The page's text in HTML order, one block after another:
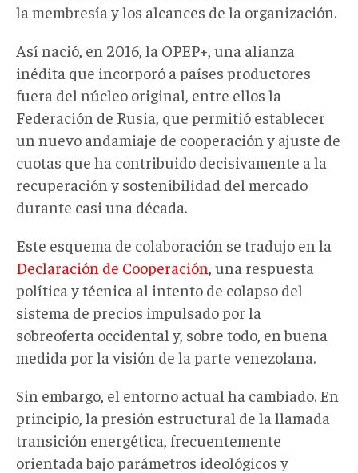
la membresía y los alcances de la organización.
Así nació , en 2016, la OPEP+ , una alianza
inédita que incorporó a países productores
fuera del núcleo original, entre ellos la
Federación de Rusia, que permitió establecer
un nuevo andamiaje de cooperación y ajuste de
cuotas que ha contribuido decisivamente a la
recuperación y sostenibilidad del mercado
durante casi una década.
Este esquema de colaboración se tradujo en la
Declaración de Cooperación , una respuesta
política y técnica al intento de colapso del
sistema de precios impulsado por la
sobreoferta occidental y, sobre todo, en buena
medida por la visión de la parte venezolana.
Sin embargo, el entorno actual ha cambiado. En
principio, la presión estructural de la llamada
transición energética frecuentemente
orientada bajo parámetros ideológicos y